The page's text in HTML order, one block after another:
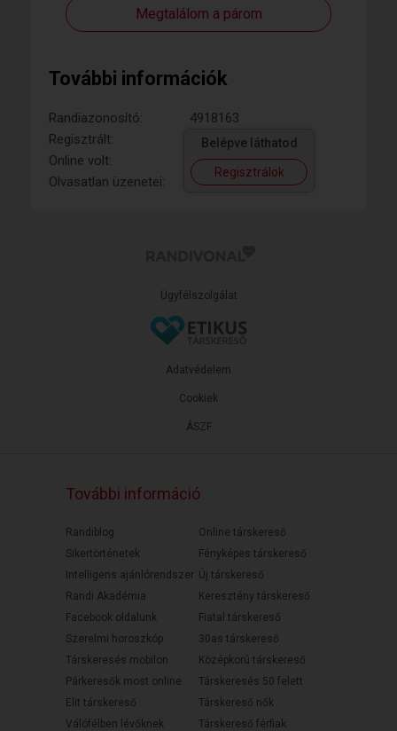
Megtalálom a párom
További információk
Randiazonosító:
4918163
Regisztrált:
Online volt:
Olvasatlan üzenetei:
Belépve láthatod
Regisztrálok
Ügyfélszolgálat
ÁSZF
Adatvédelem
Cookiek
További információ
Randiblog
Sikertörténetek
Intelligens ajánlórendszer
Randi Akadémia
Facebook oldalunk
Szerelmi horoszkóp
Társkeresés mobilon
Párkeresők most online
Elit társkereső
Válófélben lévőknek
Online társkereső
Fényképes társkereső
Új társkereső
Keresztény társkereső
Fiatal társkereső
30as társkereső
Középkorú társkereső
Társkeresés 50 felett
Társkereső nők
Társkereső férfiak